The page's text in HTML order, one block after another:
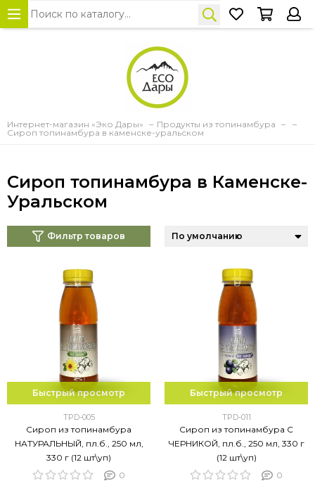
Интернет-магазин «Эко Дары»
Продукты из топинамбура
Сироп топинамбура в каменске-уральском
Сироп топинамбура в Каменске-
Уральском
Фильтр товаров
Быстрый просмотр
TPD-005
Сироп из топинамбура
НАТУРАЛЬНЫЙ, пл.б., 250 мл,
330 г (12 шт\уп)
0
Быстрый просмотр
TPD-011
Сироп из топинамбура С
ЧЕРНИКОЙ, пл.б., 250 мл, 330 г
(12 шт\уп)
0